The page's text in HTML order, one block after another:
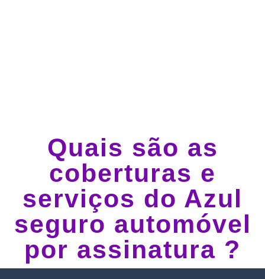
Quais são as
coberturas e
serviços do Azul
seguro automóvel
por assinatura ?